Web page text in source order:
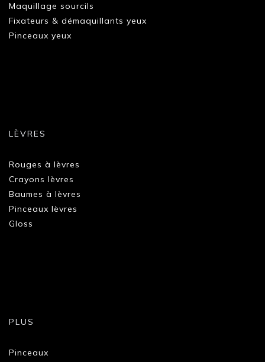
Maquillage sourcils
Fixateurs & démaquillants yeux
Pinceaux yeux
LÈVRES
Rouges à lèvres
Crayons lèvres
Baumes à lèvres
Pinceaux lèvres
Gloss
PLUS
Pinceaux